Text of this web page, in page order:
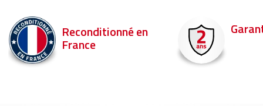
Garantie 2 ans Livraison en
Commandez
pour être livré